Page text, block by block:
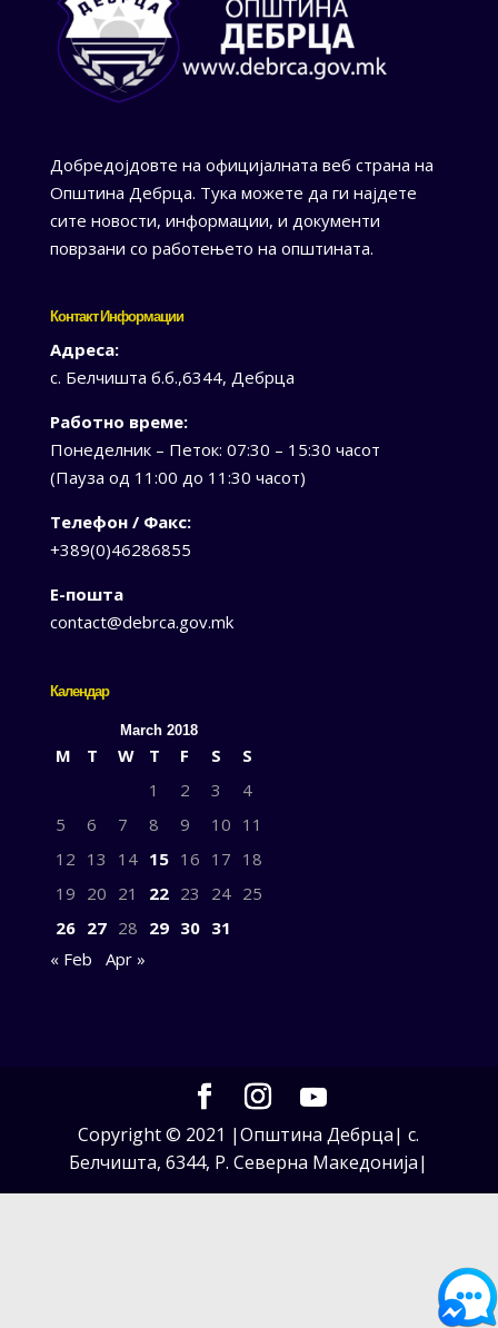
Добредојдовте на официјалната веб страна на
Општина Дебрца. Тука можете да ги најдете
сите новости, информации, и документи
поврзани со работењето на општината.
Контакт Информации
Адреса:
с. Белчишта б.б.,6344, Дебрца
Работно време:
Понеделник – Петок: 07:30 – 15:30 часот
(Пауза од 11:00 до 11:30 часот)
Телефон / Факс:
+389(0)46286855
Е-пошта
contact@debrca.gov.mk
Календар
March 2018
M T W T F S
S
1
2 3
4
5
6 7 8 9 10 11
12 13 14 15 16 17 18
19 20 21 22 23 24 25
26 27 28 29 30 31
« Feb
Apr »
Copyright © 2021 |Општина Дебрца| с.
Белчишта, 6344, Р. Северна Македонија|